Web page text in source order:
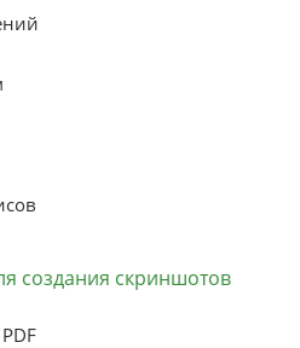
создания скриншотов